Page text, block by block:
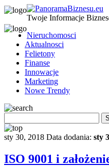
Twoje Informacje
Nieruchomosci
Aktualnosci
Felietony
Finanse
Innowacje
Marketing
Nowe Trendy
sty 30, 2018 Data dodania: sty
ISO 9001 i